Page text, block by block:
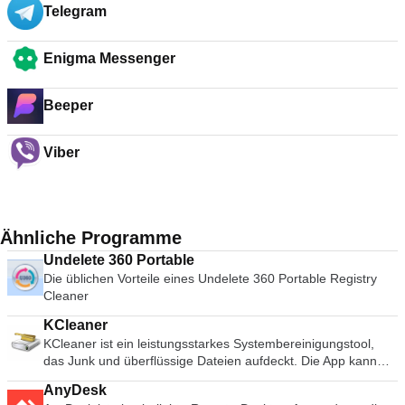
Telegram
Enigma Messenger
Beeper
Viber
Ähnliche Programme
Undelete 360 Portable
Die üblichen Vorteile eines Undelete 360 Portable Registry
Cleaner
KCleaner
KCleaner ist ein leistungsstarkes Systembereinigungstool,
das Junk und überflüssige Dateien aufdeckt. Die App kann
alle Arten von Durcheinander, das von verschiedenen Apps
auf Ihrer Festplatte hinterlassen wird, lokalisieren. KCleaner
AnyDesk